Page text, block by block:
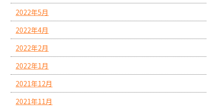
2022年5月
2022年4月
2022年2月
2022年1月
2021年12月
2021年11月